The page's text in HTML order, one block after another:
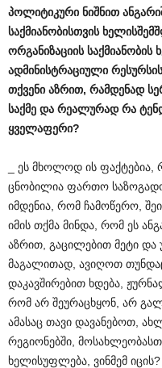
პოლიტიკური ნიშნით
საქმიანობისთვის
ორგანიზაციის საქმიანობის
ადმინისტრაციული რესურსის
თქვენი აზრით, რამდენად
საქმე და რეალურად რა
ყველაფერი?
_ ეს მხოლოდ ის
ცნობილია ფართო
იმდენია, რომ ჩამოწერო,
იმის თქმა მინდა, რომ ეს
აზრით, გაცილებით მეტი და
მაგალითად, ავიღოთ
დაკავშირებით ხდება,
რომ არ შეურაცხყონ, არ
ამასაც თავი დავანებოთ,
რეგიონებში,
ხელისუფლება, ვინმემ